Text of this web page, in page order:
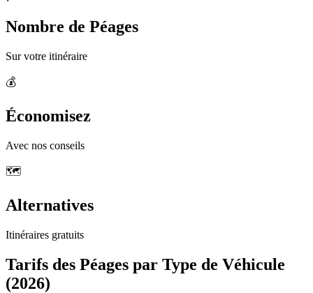
Nombre de Péages
Sur votre itinéraire
💰
Économisez
Avec nos conseils
🗺️
Alternatives
Itinéraires gratuits
Tarifs des Péages par Type de Véhicule
(2026)